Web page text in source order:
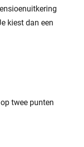
kiest dan een
twee punten